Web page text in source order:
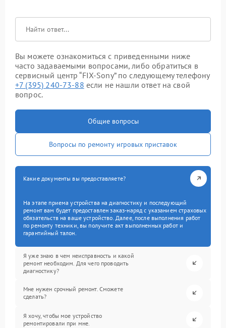
Вы можете ознакомиться с приведенными ниже
часто задаваемыми вопросами, либо обратиться в
сервисный центр “FIX-Sony” по следующему телефону
+7 (395) 240-73-88 если не нашли ответ на свой
вопрос.
Общие вопросы
Вопросы по ремонту игровых приставок
Какие документы вы предоставляете?
На этапе приема устройства на диагностику и последующий
ремонт вам будет предоставлен заказ-наряд с указанием страховых
обязательств на ваше устройство. Далее, после выполнения работ
по ремонту техники, вы получите акт выполненных работ и
гарантийный талон.
Я уже знаю в чем неисправность и какой
ремонт необходим. Для чего проводить
диагностику?
Мне нужен срочный ремонт. Сможете
сделать?
Я хочу, чтобы мое устройство
ремонтировали при мне.